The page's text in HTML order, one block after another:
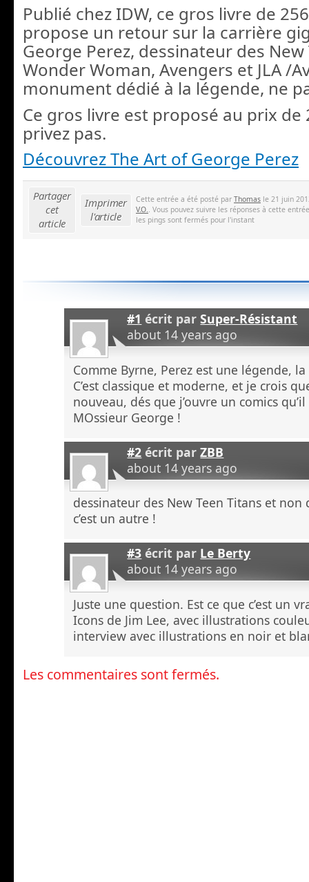
Publié chez IDW, ce gros livre de
propose un retour sur la carrière
George Perez, dessinateur des New
Wonder Woman, Avengers et JLA /
monument dédié à la légende, ne
Ce gros livre est proposé au prix de
privez pas.
Découvrez The Art of George Perez
Partager
cet
article
Imprimer
l'article
Cette entrée a été posté par Thomas le 21 juin
V.O.. Vous pouvez suivre les réponses à cette
les pings sont fermés pour l'instant
#1 écrit parSuper-Résistant
about 14 years ago
Comme Byrne, Perez est une légende,
C’est classique et moderne, et je crois
nouveau, dés que j’ouvre un comics
MOssieur George !
#2 écrit parZBB
about 14 years ago
dessinateur des New Teen Titans et non
c’est un autre !
#3 écrit par Le Berty
about 14 years ago
Juste une question. Est ce que c’est un
Icons de Jim Lee, avec illustrations
interview avec illustrations en noir et
Les commentaires sont fermés.